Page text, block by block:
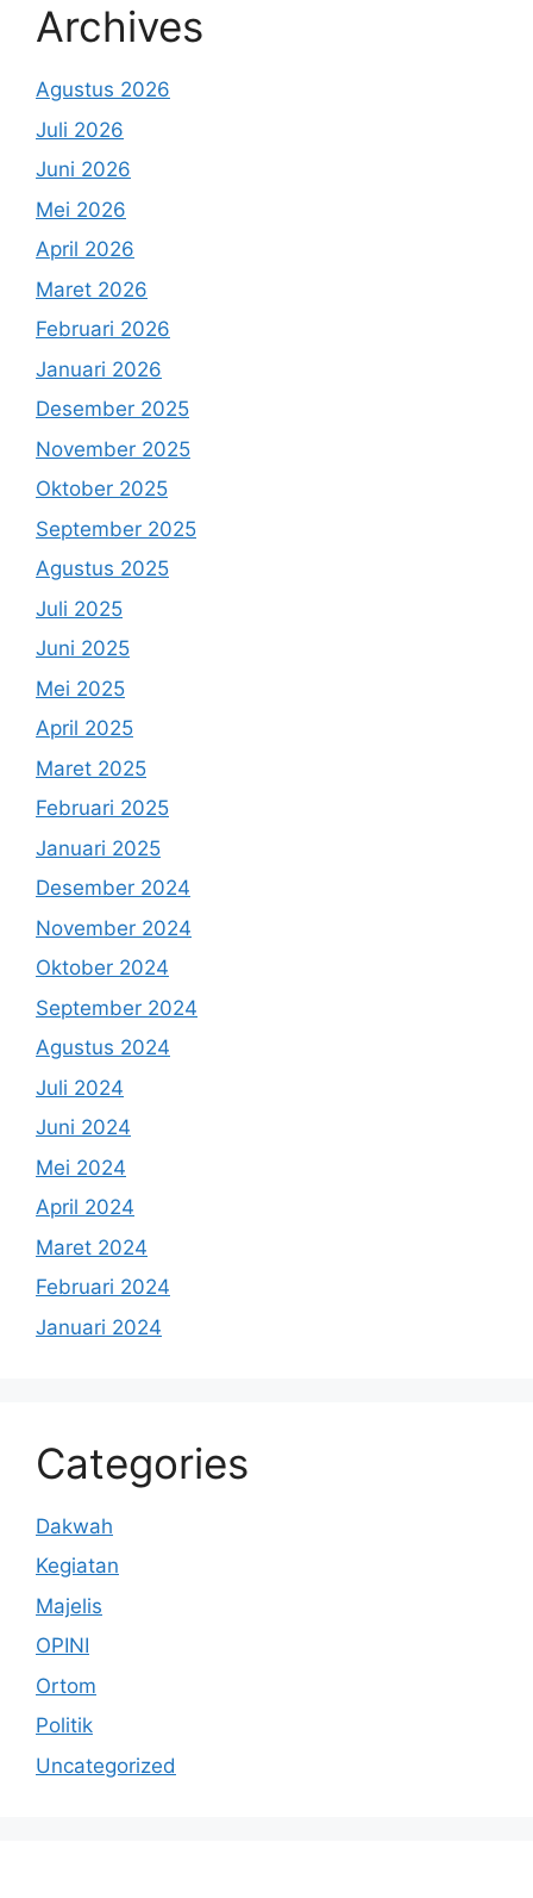
Archives
Agustus 2026
Juli 2026
Juni 2026
Mei 2026
April 2026
Maret 2026
Februari 2026
Januari 2026
Desember 2025
November 2025
Oktober 2025
September 2025
Agustus 2025
Juli 2025
Juni 2025
Mei 2025
April 2025
Maret 2025
Februari 2025
Januari 2025
Desember 2024
November 2024
Oktober 2024
September 2024
Agustus 2024
Juli 2024
Juni 2024
Mei 2024
April 2024
Maret 2024
Februari 2024
Januari 2024
Categories
Dakwah
Kegiatan
Majelis
OPINI
Ortom
Politik
Uncategorized